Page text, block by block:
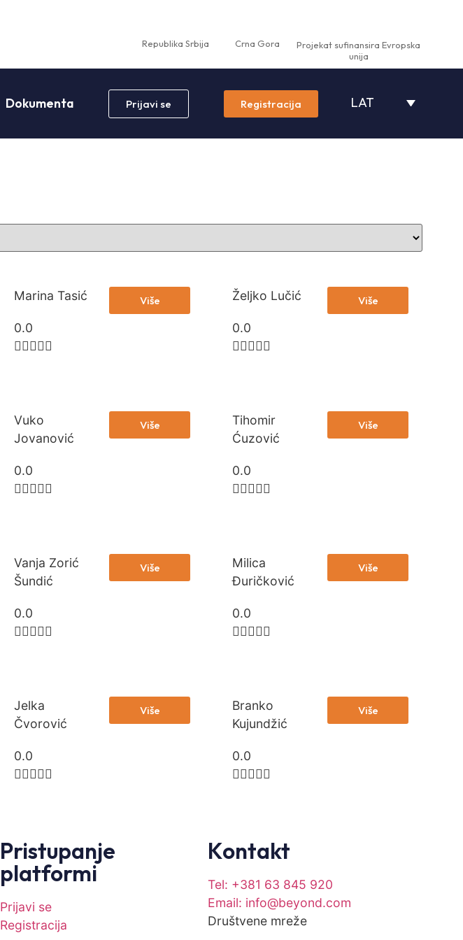
Republika Srbija Crna Gora
Projekat sufinansira Evropska
unija
Dokumenta Prijavi se Registracija LAT
Marina Tasić
0.0

Više Željko Lučić
0.0

Više
Vuko
Jovanović
0.0

Više
Tihomir
Ćuzović
0.0

Više
Vanja Zorić
Šundić
0.0

Više
Milica
Đuričković
0.0

Više
Jelka
Čvorović
0.0

Više
Branko
Kujundžić
0.0

Više
Pristupanje
platformi
Prijavi se
Registracija
Kontakt
Tel: +381 63 845 920
Email: info@beyond.com
Društvene mreže